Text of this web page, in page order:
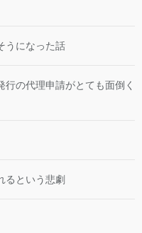
うになった話
の代理申請がとても面倒く
るという悲劇